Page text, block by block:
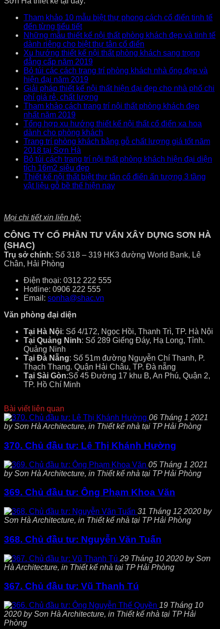
Tham khảo 10 mẫu biệt thự phong cách cổ điển tinh tế
đến từng tiểu tiết
Những mẫu thiết kế nội thất phòng khách đẹp và tinh tế
dành riêng cho biệt thự tân cổ điển
Xu hướng thiết kế nội thất phòng khách sang trọng
đẳng cấp năm 2019
Bỏ túi các cách trang trí phòng khách nhà ống đẹp và
hiện đại năm 2019
Giải pháp thiết kế nội thất hiện đại đẹp cho nhà phố chi
phí giá rẻ, chất lượng
Tham khảo cách trang trí nội thất phòng khách đẹp
nhất năm 2019
Tổng hợp xu hướng thiết kế nội thất cổ điển xa hoa
dành cho phòng khách
Trang trí phòng khách bằng gỗ chất lượng giá tốt năm
2018 tại Sơn Hà
Bỏ túi cách trang trí nội thất phòng khách hiện đại diện
tích 16m2 siêu đẹp
Thiết kế nội thất biệt thự tân cổ điển ấn tượng 3 tầng
vật liệu gỗ bề thế hiện nay
Mọi chi tiết xin liên hệ:
CÔNG TY CỔ PHẦN TƯ VẤN XÂY DỰNG SƠN HÀ
(SHAC)
Trụ sở chính: Số 318 – 319 HK3 đường World Bank, Lê
Chân, Hải Phòng
Điện thoại: 0312 222 555
Hotline: 0906 222 555
Email: sonha@shac.vn
Văn phòng đại diện
Tại Hà Nội: Số 4/172, Ngọc Hồi, Thanh Trì, TP. Hà Nội
Tại Quảng Ninh: Số 289 Giếng Đáy, Hạ Long, Tỉnh.
Quảng Ninh
Tại Đà Nẵng: Số 51m đường Nguyễn Chí Thanh, P.
Thạch Thang. Quận Hải Châu, TP. Đà nẵng
Tại Sài Gòn:Số 45 Đường 17 khu B, An Phú, Quận 2,
TP. Hồ Chí Minh
Bài viết liên quan
06 Tháng 1 2021
by Sơn Hà Architecture, in Thiết kế nhà tại TP Hải Phòng
370. Chủ đầu tư: Lê Thị Khánh Hường
05 Tháng 1 2021
by Sơn Hà Architecture, in Thiết kế nhà tại TP Hải Phòng
369. Chủ đầu tư: Ông Phạm Khoa Văn
31 Tháng 12 2020 by
Sơn Hà Architecture, in Thiết kế nhà tại TP Hải Phòng
368. Chủ đầu tư: Nguyễn Văn Tuấn
29 Tháng 10 2020 by Sơn
Hà Architecture, in Thiết kế nhà tại TP Hải Phòng
367. Chủ đầu tư: Vũ Thanh Tú
19 Tháng 10
2020 by Sơn Hà Architecture, in Thiết kế nhà tại TP Hải
Phòng